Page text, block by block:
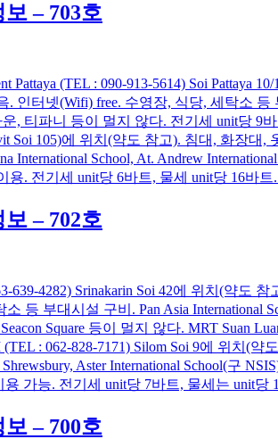
– 703호
Pattaya (TEL : 090-913-5614) Soi
인터넷(Wifi) free. 수영장, 식당, 세탁소 등
운, 티파니 등이 멀지 않다. 전기세 unit당 9
Soi 105)에 위치(약도 참고). 침대, 화장
International School, At. Andrew
용. 전기세 unit당 6바트, 물세 unit당 16바트
– 702호
639-4282) Srinakarin Soi 42에 위치(약도
소 등 부대시설 구비. Pan Asia International
Seacon Square 등이 멀지 않다. MRT Suan
(TEL : 062-828-7171) Silom Soi 9에 위치(
Aster International School(구
용 가능. 전기세 unit당 7바트, 물세는 unit당
– 700호